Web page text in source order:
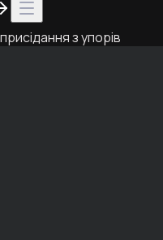
з упорів